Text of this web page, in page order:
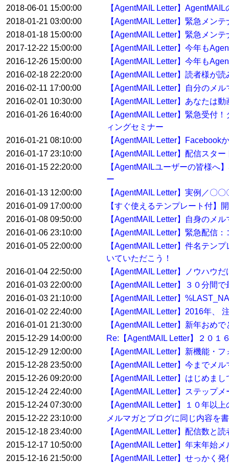
2018-06-01 15:00:00
【AgentMAIL Letter】
2018-01-21 03:00:00
【AgentMAIL Letter】緊急メン
2018-01-18 15:00:00
【AgentMAIL Letter】緊急メン
2017-12-22 15:00:00
【AgentMAIL Letter】今年も
2016-12-26 15:00:00
【AgentMAIL Letter】今年も
2016-02-18 22:20:00
【AgentMAIL Letter】読者様が
2016-02-11 17:00:00
【AgentMAIL Letter】自分のメ
2016-02-01 10:30:00
【AgentMAIL Letter】あなたは
2016-01-26 16:40:00
【AgentMAIL Letter】緊急受付
ィングセミナー
2016-01-21 08:10:00
【AgentMAIL Letter】Facebook
2016-01-17 23:10:00
【AgentMAIL Letter】配信スタ
2016-01-15 22:20:00
【AgentMAILユーザーの皆様へ
ー
2016-01-13 12:00:00
【AgentMAIL Letter】実例／〇
2016-01-09 17:00:00
【すぐ使えるテンプレート付】
2016-01-08 09:50:00
【AgentMAIL Letter】自身のメ
2016-01-06 23:10:00
【AgentMAIL Letter】緊急配信
2016-01-05 22:00:00
【AgentMAIL Letter】件名テン
いていただこう！
2016-01-04 22:50:00
【AgentMAIL Letter】ノウハウ
2016-01-03 22:00:00
【AgentMAIL Letter】３０分間
2016-01-03 21:10:00
【AgentMAIL Letter】
2016-01-02 22:40:00
【AgentMAIL Letter】2016年、
2016-01-01 21:30:00
【AgentMAIL Letter】新年おめ
2015-12-29 14:00:00
Re:【AgentMAIL Letter】２０１
2015-12-29 12:00:00
【AgentMAIL Letter】新機能・
2015-12-28 23:50:00
【AgentMAIL Letter】今までメ
2015-12-26 09:20:00
【AgentMAIL Letter】はじめま
2015-12-24 22:40:00
【AgentMAIL Letter】ステップ
2015-12-24 07:30:00
【AgentMAIL Letter】１０年以
2015-12-22 23:10:00
メルマガとブログに同じ内容を
2015-12-18 23:40:00
【AgentMAIL Letter】配信数と
2015-12-17 10:50:00
【AgentMAIL Letter】年末年始
2015-12-16 21:50:00
【AgentMAIL Letter】せっかく